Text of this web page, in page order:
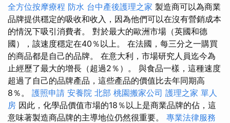
全方位按摩療程 防水 台中產後護理之家 製造商可以為商業
品牌提供穩定的吸收和收入，因為他們可以在沒有營銷成本
的情況下吸引消費者。 對於最大的歐洲市場（英國和德
國），該速度穩定在40％以上。 在法國，每三分之一購買
的商品都是自己的品牌。 在意大利，市場研究人員迄今為
止經歷了最大的增長（超過2％）。 與食品一樣，這種速度
超過了自己的品牌產品，這些產品的價值比去年同期高
8％。 護照申請 安養院 北部 桃園搬家公司 護理之家 單人
房 因此，化學品價值市場的18％以上是商業品牌的佔，這
意味著製造商品牌的主導地位仍然很重要。 專業法律服務